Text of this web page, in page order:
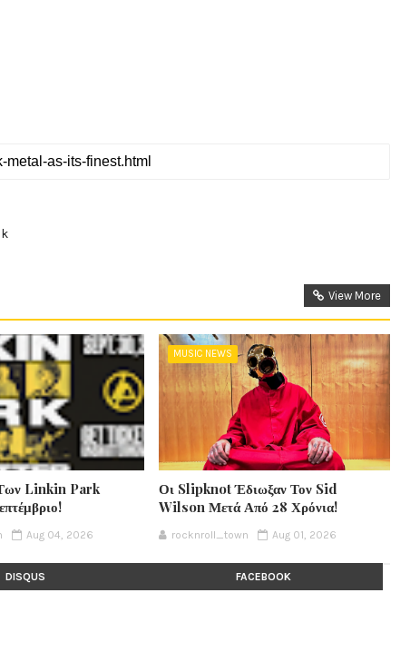
View More
Linkin Park
Aug 04, 2026
MUSIC NEWS
Οι Slipknot Έδιωξαν Τον Sid
Wilson Μετά Από 28 Χρόνια!
rocknroll_town Aug 01, 2026
DISQUS FACEBOOK